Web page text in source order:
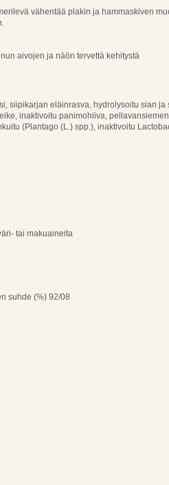
vähentää plakin ja hammaskiven
aivojen ja näön tervettä kehitystä
siipikarjan eläinrasva, hydrolysoitu sian
inaktivoitu panimohiiva,
(Plantago (L.) spp.), inaktivoitu
tai makuaineita
suhde (%) 92/08